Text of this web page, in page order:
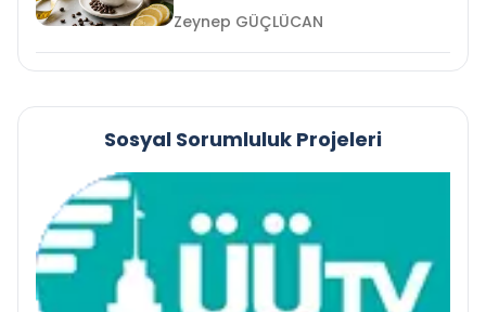
Zeynep GÜÇLÜCAN
Sosyal Sorumluluk Projeleri